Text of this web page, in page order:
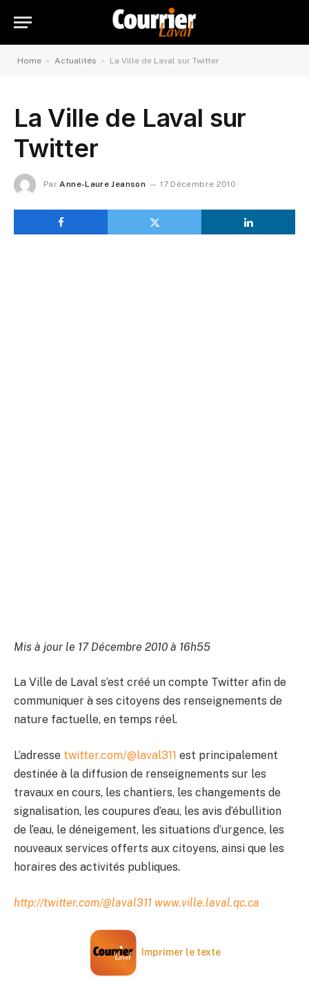
Home - Actualités - La Ville de Laval sur Twitter
La Ville de Laval sur
Twitter
Par Anne-Laure Jeanson 17 Décembre 2010
Mis à jour le 17 Décembre 2010 à 16h55
La Ville de Laval s’est créé un compte Twitter afin de
communiquer à ses citoyens des renseignements de
nature factuelle, en temps réel.
L’adresse twitter.com/@laval311 est principalement
destinée à la diffusion de renseignements sur les
travaux en cours, les chantiers, les changements de
signalisation, les coupures d’eau, les avis d’ébullition
de l’eau, le déneigement, les situations d’urgence, les
nouveaux services offerts aux citoyens, ainsi que les
horaires des activités publiques.
http://twitter.com/@laval311 www.ville.laval.qc.ca
Imprimer le texte